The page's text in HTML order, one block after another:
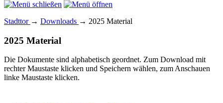
Stadttor → Downloads → 2025 Material
2025 Material
Die Dokumente sind alphabetisch geordnet. Zum Download mit
rechter Maustaste klicken und Speichern wählen, zum Anschauen
linke Maustaste klicken.